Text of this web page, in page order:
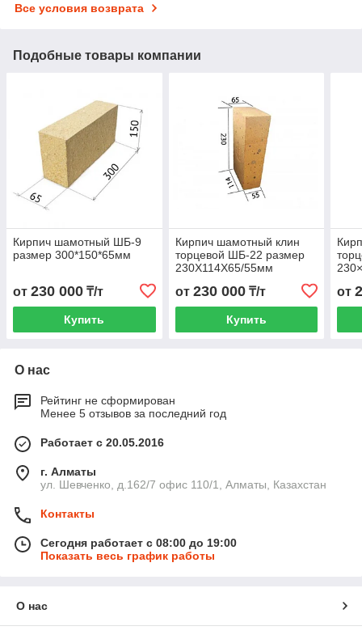
Все условия возврата
Подобные товары компании
Кирпич шамотный ШБ-9
размер 300*150*65мм
от 230 000 ₸/т
Купить
Кирпич шамотный клин
торцевой ШБ-22 размер
230Х114Х65/55мм
от 230 000₸/т
Купить
от
О нас
Рейтинг не сформирован
Менее 5 отзывов за последний год
Работает с 20.05.2016
г. Алматы
ул. Шевченко, д.162/7 офис 110/1, Алматы, Казахстан
Контакты
Сегодня работает с 08:00 до 19:00
Показать весь график работы
О нас